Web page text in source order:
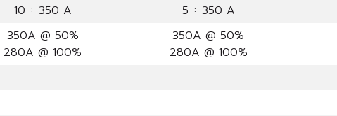
10 ÷ 350 A 5 ÷ 350 A
350A @ 50%
280A @ 100%
350A @ 50%
280A @ 100%
- -
- -